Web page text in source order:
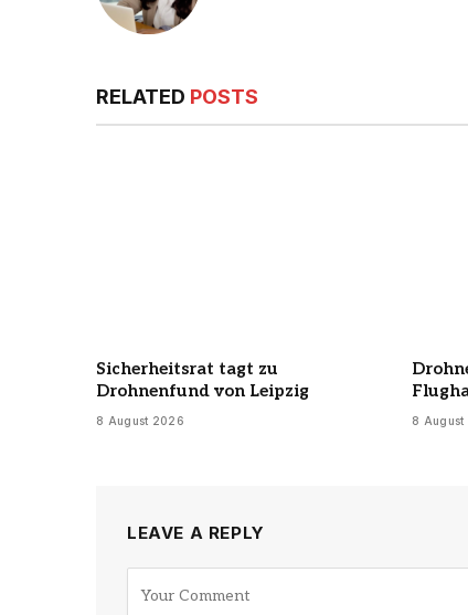
RELATED POSTS
Sicherheitsrat tagt zu
Drohnenfund von Leipzig
8 August 2026 8 August
LEAVE A REPLY